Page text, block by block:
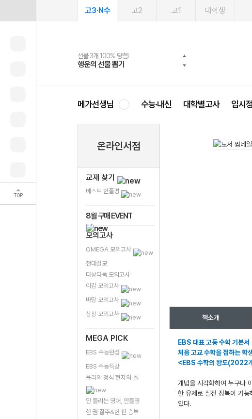
TOP
고3·N수 고2 고1 대학생
선물 3개 100% 당첨!
행운의 선물 뽑기
선물 100% 증정!
메가스터디 X 올리브
여름방학 스터디 캐시백
메가런 썸머스쿨
2027 러셀 단과
강사 공개선발
스마트러닝앱
설문 EVENT
메가패스
3일 무료 체험권
메가패스 수강생 무료혜택!
메가클럽 멤버십
사회공헌 캠페인
희망이룸 메가나눔
메가선생님 수능·내신 대학별고사 입시
온라인서점
교재 찾기
베스트 한줄평
8월 구매 EVENT
모의고사
OMEGA 모의고사
전대실모
다상다독 모의고사
이감 모의고사
바탕 모의고사
상상 모의고사
MEGA PICK
EBS 수능완성
EBS 수능특강
윤리의 정석 현자의 돌
안 틀리는 영어, 안틀영
한 권 질주&한 판 승부
책소개
EBS 대표 고등 수학 기본서
처음 고교 수학을 접하는 학
<EBS 수학의 왕도(2022
개념을 시각화하여 누구나
한 유제로 실전 정복이 가
있다.